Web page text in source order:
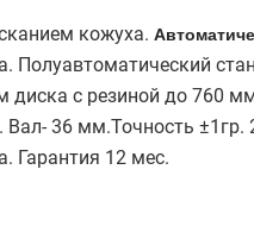
кожуха.
Полуавтоматический
диска с резиной до 760
36 мм.Точность ±1гр.
Гарантия 12 мес.